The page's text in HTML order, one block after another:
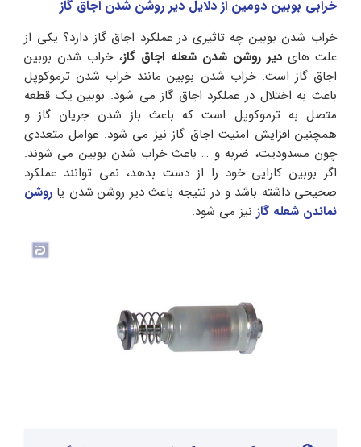
خرابی بوبین دومین از دلایل دیر روشن شدن اجاق گاز
خراب شدن بوبین چه تاثیری در عملکرد اجاق گاز دارد؟ یکی از
علت های دیر روشن شدن شعله اجاق گاز، خراب شدن بوبین
اجاق گاز است. خراب شدن بوبین مانند خراب شدن ترموکوپل
باعث به اختلال در عملکرد اجاق گاز می شود. بوبین یک قطعه
متصل به ترموکوپل است که باعث باز شدن جریان گاز و
همچنین افزایش امنیت اجاق گاز نیز می شود. عوامل متعددی
چون مسدودیت، ضربه و … باعث خراب شدن بوبین می شوند.
اگر بوبین کارایی خود را از دست بدهد، نمی توانند عملکرد
صحیحی داشته باشد و در نتیجه باعث دیر روشن شدن یا روشن
نماندن شعله گاز نیز می شود.